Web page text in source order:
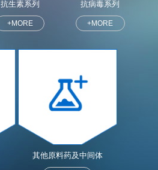
抗生素系列
+MORE
抗病毒系列
+MORE
其他原料药及中间体